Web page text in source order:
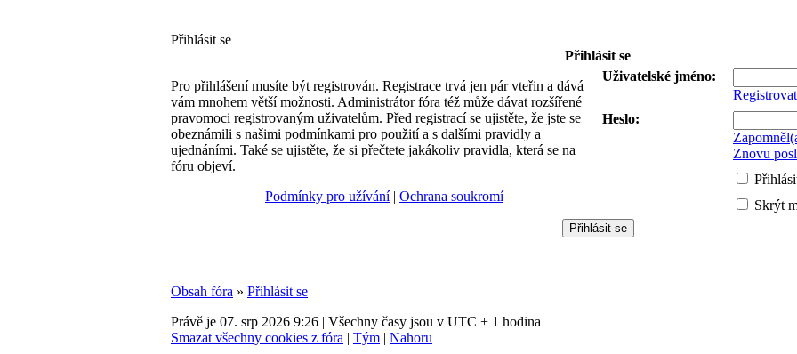
Přihlásit se
Přihlásit se
Pro přihlášení musíte být registrován. Registrace trvá jen pár vteřin a dává
vám mnohem větší možnosti. Administrátor fóra též může dávat rozšířené
pravomoci registrovaným uživatelům. Před registrací se ujistěte, že jste se
obeznámili s našimi podmínkami pro použití a s dalšími pravidly a
ujednáními. Také se ujistěte, že si přečtete jakákoliv pravidla, která se na
fóru objeví.
Podmínky pro užívání| Ochrana soukromí
Uživatelské jméno:
Registrovat
Heslo:
Znovu
Skrýt
Obsah fóra » Přihlásit se
Právě je 07. srp 2026 9:26 | Všechny časy jsou v UTC + 1 hodina
Smazat všechny cookies z fóra | Tým | Nahoru